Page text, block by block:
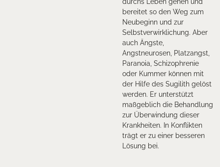
bereitet so den Weg zum
Neubeginn und zur
Selbstverwirklichung. Aber
auch Ängste,
Angstneurosen, Platzangst,
Paranoia, Schizophrenie
oder Kummer können mit
der Hilfe des Sugilith gelöst
werden. Er unterstützt
maßgeblich die Behandlung
zur Überwindung dieser
Krankheiten. In Konflikten
trägt er zu einer besseren
Lösung bei.